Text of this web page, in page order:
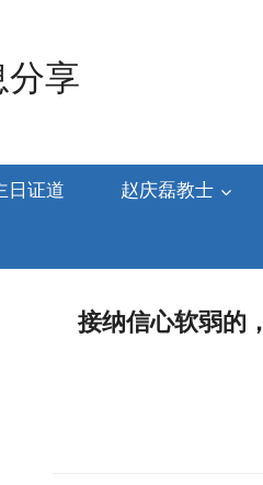
享
日证道 赵庆磊教士
接纳信心软弱的